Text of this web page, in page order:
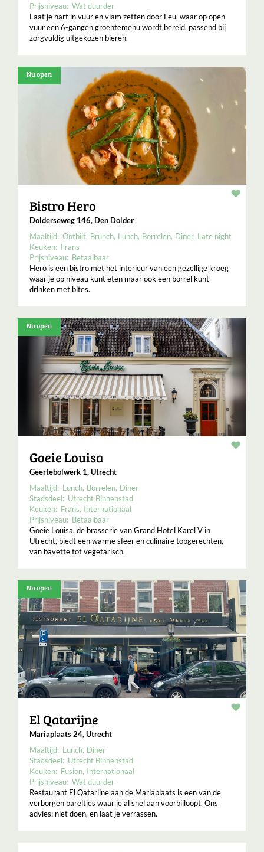
Prijsniveau: Wat duurder
Laat je hart in vuur en vlam zetten door Feu, waar op open
vuur een 6-gangen groentemenu wordt bereid, passend bij
zorgvuldig uitgekozen bieren.
Nu open
Bistro Hero
Dolderseweg 146, Den Dolder
Maaltijd: Ontbijt Brunch Lunch Borrelen Diner Late night
Keuken: Frans
Prijsniveau: Betaalbaar
Hero is een bistro met het interieur van een gezellige kroeg
waar je op niveau kunt eten maar ook een borrel kunt
drinken met bites.
Nu open
Goeie Louisa
Geertebolwerk 1, Utrecht
Maaltijd: Lunch Borrelen Diner
Stadsdeel: Utrecht Binnenstad
Keuken: Frans Internationaal
Prijsniveau: Betaalbaar
Goeie Louisa, de brasserie van Grand Hotel Karel V in
Utrecht, biedt een warme sfeer en culinaire topgerechten,
van bavette tot vegetarisch.
Nu open
El Qatarijne
Mariaplaats 24, Utrecht
Maaltijd: Lunch Diner
Stadsdeel: Utrecht Binnenstad
Keuken: Fusion Internationaal
Prijsniveau: Wat duurder
Restaurant El Qatarijne aan de Mariaplaats is een van de
verborgen pareltjes waar je al snel aan voorbijloopt. Ons
advies: niet doen, en laat je verrassen.